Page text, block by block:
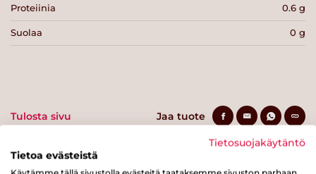
Proteiinia 0.6 g
Suolaa 0 g
Tulosta sivu Jaa tuote
Tietosuojakäytäntö
Tietoa evästeistä